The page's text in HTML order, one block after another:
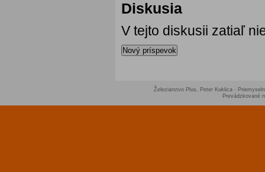
Diskusia
V tejto diskusii zatiaľ
Nový príspevok
Železiarstvo Plus, Peter Kuklica -
Prevádzkované